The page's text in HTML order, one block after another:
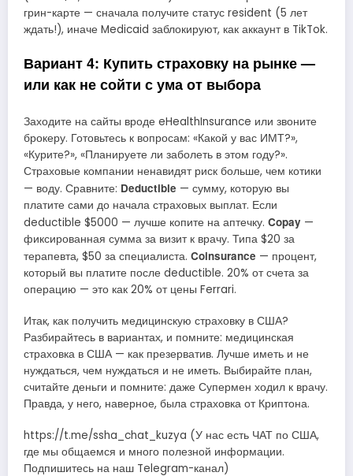
грин-карте — сначала получите статус resident (5 лет
ждать!), иначе Medicaid заблокируют, как аккаунт в TikTok.
Вариант 4: Купить страховку на рынке —
или как не сойти с ума от выбора
Заходите на сайты вроде eHealthInsurance или звоните
брокеру. Готовьтесь к вопросам: «Какой у вас ИМТ?»,
«Курите?», «Планируете ли заболеть в этом году?».
Страховые компании ненавидят риск больше, чем котики
— воду. Сравните: Deductible — сумму, которую вы
платите сами до начала страховых выплат. Если
deductible $5000 — лучше копите на аптечку. Copay —
фиксированная сумма за визит к врачу. Типа $20 за
терапевта, $50 за специалиста. Coinsurance — процент,
который вы платите после deductible. 20% от счета за
операцию — это как 20% от цены Ferrari.
Итак, как получить медицинскую страховку в США?
Разбирайтесь в вариантах, и помните: медицинская
страховка в США — как презерватив. Лучше иметь и не
нуждаться, чем нуждаться и не иметь. Выбирайте план,
считайте деньги и помните: даже Супермен ходил к врачу.
Правда, у него, наверное, была страховка от Криптона.
https://t.me/ssha_chat_kuzya (У нас есть ЧАТ по США,
где мы общаемся и много полезной информации.
Подпишитесь на наш Telegram-канал)